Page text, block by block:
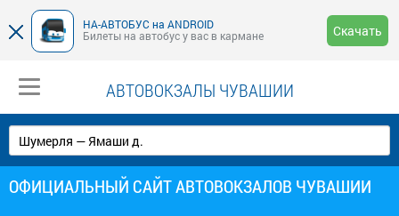
НА-АВТОБУС на ANDROID
Билеты на автобус у вас в кармане
Скачать
АВТОВОКЗАЛЫ ЧУВАШИИ
ОФИЦИАЛЬНЫЙ САЙТ АВТОВОКЗАЛОВ ЧУВАШИИ